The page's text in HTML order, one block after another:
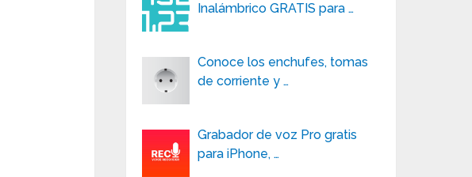
Inalámbrico GRATIS para …
Conoce los enchufes, tomas
de corriente y …
Grabador de voz Pro gratis
para iPhone, …